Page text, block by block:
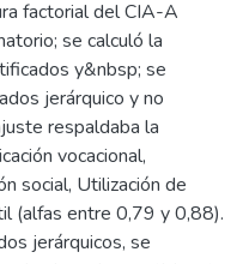
factorial del CIA-A
se calculó la
y&nbsp; se
jerárquico y no
respaldaba la
vocacional,
social, Utilización de
(alfas entre 0,79 y 0,88).
jerárquicos, se